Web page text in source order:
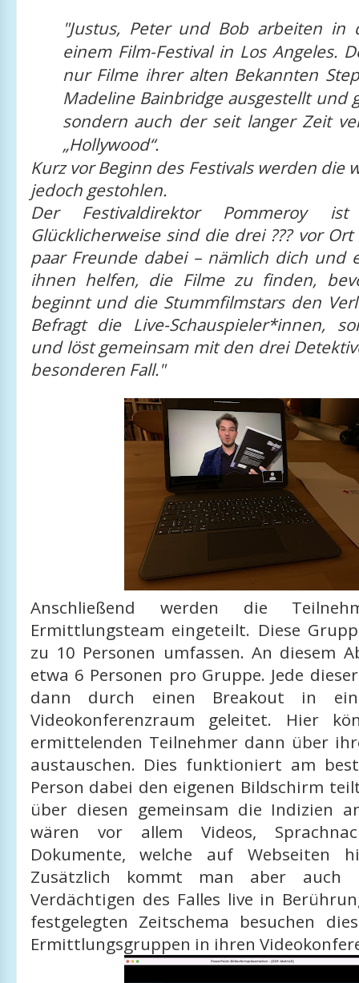
"Justus, Peter und Bob arbeiten in
einem Film-Festival in Los Angeles.
nur Filme ihrer alten Bekannten
Madeline Bainbridge ausgestellt und
sondern auch der seit langer Zeit
„Hollywood“.
Kurz vor Beginn des Festivals werden die
jedoch gestohlen.
Der Festivaldirektor Pommeroy
Glücklicherweise sind die drei ??? vor
paar Freunde dabei – nämlich dich und
ihnen helfen, die Filme zu finden,
beginnt und die Stummfilmstars den
Befragt die Live-Schauspieler*innen,
und löst gemeinsam mit den drei
besonderen Fall."
Anschließend werden die
Ermittlungsteam eingeteilt. Diese
zu 10 Personen umfassen. An diesem
etwa 6 Personen pro Gruppe. Jede
dann durch einen Breakout in
Videokonferenzraum geleitet. Hier
ermittelenden Teilnehmer dann über
austauschen. Dies funktioniert am
Person dabei den eigenen Bildschirm
über diesen gemeinsam die Indizien
wären vor allem Videos,
Dokumente, welche auf Webseiten
Zusätzlich kommt man aber
Verdächtigen des Falles live in
festgelegten Zeitschema besuchen
Ermittlungsgruppen in ihren